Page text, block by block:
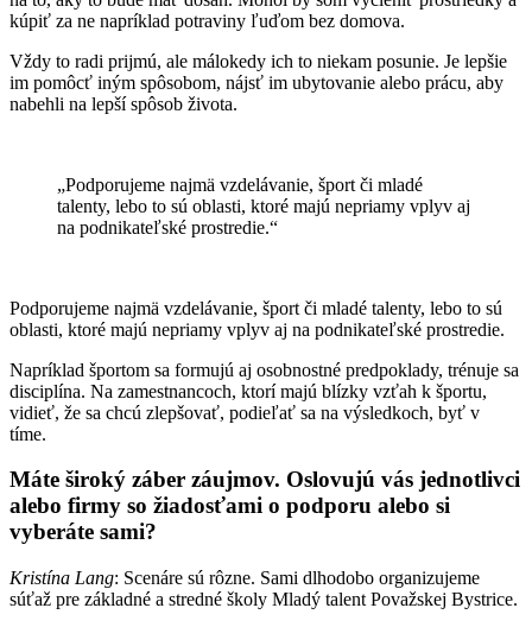
kúpiť za ne napríklad potraviny ľuďom bez domova.
Vždy to radi prijmú, ale málokedy ich to niekam posunie. Je lepšie
im pomôcť iným spôsobom, nájsť im ubytovanie alebo prácu, aby
nabehli na lepší spôsob života.
„Podporujeme najmä vzdelávanie, šport či mladé
talenty, lebo to sú oblasti, ktoré majú nepriamy vplyv aj
na podnikateľské prostredie.“
Podporujeme najmä vzdelávanie, šport či mladé talenty, lebo to sú
oblasti, ktoré majú nepriamy vplyv aj na podnikateľské prostredie.
Napríklad športom sa formujú aj osobnostné predpoklady, trénuje sa
disciplína. Na zamestnancoch, ktorí majú blízky vzťah k športu,
vidieť, že sa chcú zlepšovať, podieľať sa na výsledkoch, byť v
tíme.
Máte široký záber záujmov. Oslovujú vás jednotlivci
alebo firmy so žiadosťami o podporu alebo si
vyberáte sami?
Kristína Lang: Scenáre sú rôzne. Sami dlhodobo organizujeme
súťaž pre základné a stredné školy Mladý talent Považskej Bystrice.